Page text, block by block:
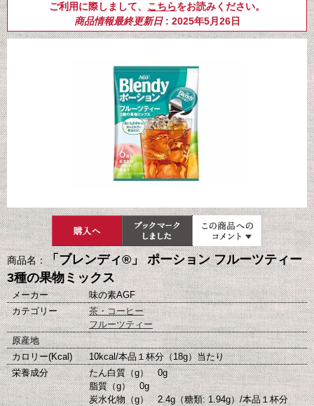
ご利用に際しまして、 こちらをお読みください。
商品情報最終更新日: 2025年5月26日
商品名：「ブレンディ®」 ポーション フルーツティー
3種の果物ミックス
メーカー
味の素AGF
カテゴリー
茶・コーヒー
フルーツティー
原産地
カロリー(Kcal)
10kcal/本品１杯分（18g）当たり
栄養成分
たん白質（g） 0g
脂質（g） 0g
炭水化物（g） 2.4g（糖類: 1.94g）/本品１杯分